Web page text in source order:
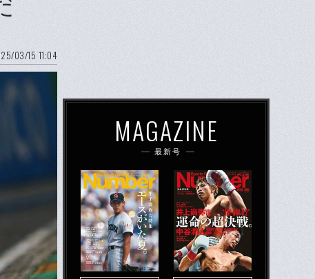
03/15 11:04
MAGAZINE
最新号